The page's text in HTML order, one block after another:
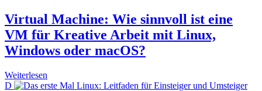
Virtual Machine: Wie sinnvoll ist eine
VM für Kreative Arbeit mit Linux,
Windows oder macOS?
Weiterlesen
D